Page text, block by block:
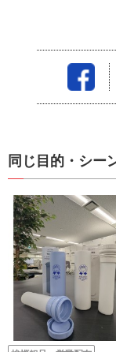
同じ目的・シー